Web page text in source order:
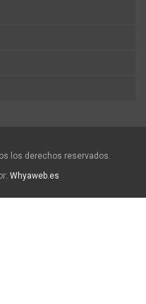
los derechos reservados.
Whyaweb.es